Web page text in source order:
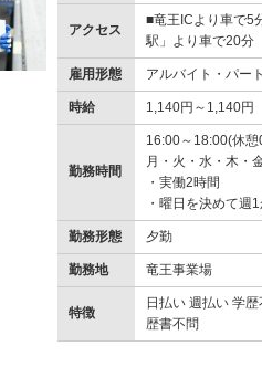
アクセス
■竜王ICより車で5
駅」より車で20分
雇用形態 アルバイト・パート
時給 1,140円～1,140円
勤務時間
16:00～18:00(休憩
月・火・水・木・
・実働2時間
・曜日を決めて週
勤務形態 夕勤
勤務地 竜王事業場
特徴
日払い 週払い 学
歴書不問